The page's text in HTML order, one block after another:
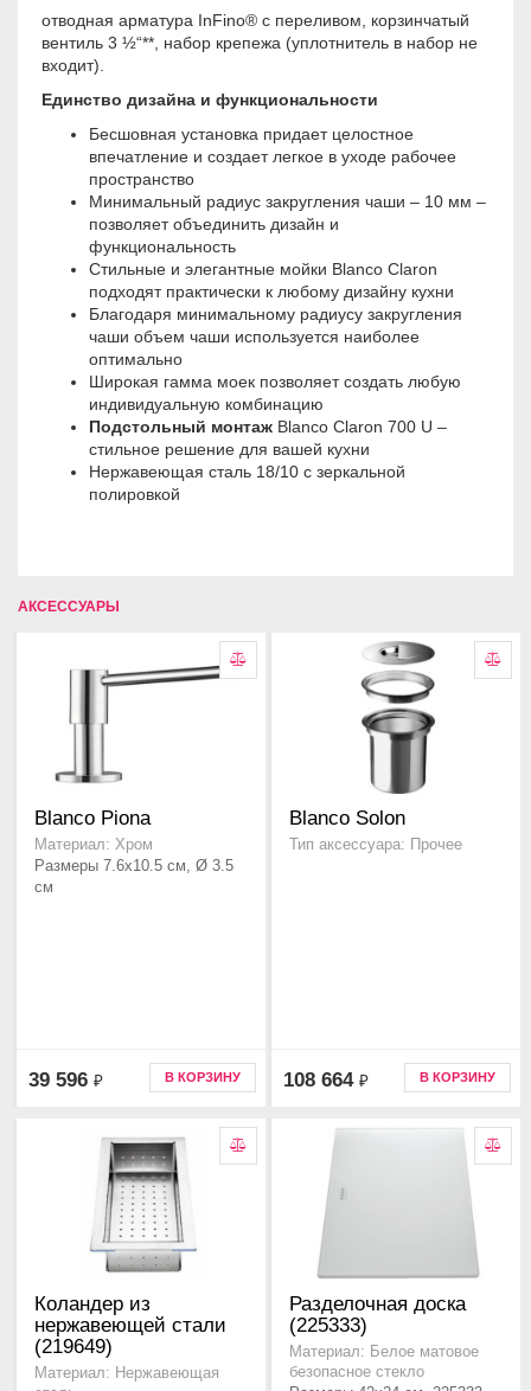
отводная арматура InFino® с переливом, корзинчатый
вентиль 3 ½“**, набор крепежа (уплотнитель в набор не
входит).
Единство дизайна и функциональности
Бесшовная установка придает целостное
впечатление и создает легкое в уходе рабочее
пространство
Минимальный радиус закругления чаши – 10 мм –
позволяет объединить дизайн и
функциональность
Стильные и элегантные мойки Blanco Claron
подходят практически к любому дизайну кухни
Благодаря минимальному радиусу закругления
чаши объем чаши используется наиболее
оптимально
Широкая гамма моек позволяет создать любую
индивидуальную комбинацию
Подстольный монтаж Blanco Claron 700 U –
стильное решение для вашей кухни
Hepжaвeющaя cтaль 18/10 c зepкaльнoй
пoлиpoвкoй
АКСЕССУАРЫ
Blanco Piona
Материал: Хром
Размеры 7.6x10.5 см, Ø 3.5
см
39 596 ₽ В КОРЗИНУ
Blanco Solon
Тип аксессуара: Прочее
108 664 ₽ В КОРЗИНУ
Коландер из
нержавеющей стали
(219649)
Материал: Нержавеющая
Разделочная доска
(225333)
Материал: Белое матовое
безопасное стекло